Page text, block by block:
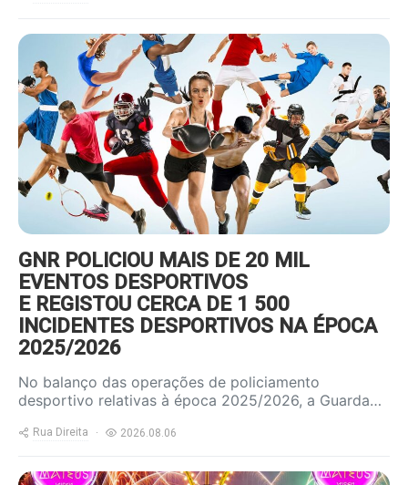
https://www.ruadireita.pt/wp-
content/uploads/2022/01/desporto-
800x600.jpg
GNR POLICIOU MAIS DE 20 MIL
EVENTOS DESPORTIVOS
E REGISTOU CERCA DE 1 500
INCIDENTES DESPORTIVOS NA ÉPOCA
2025/2026
No balanço das operações de policiamento
desportivo relativas à época 2025/2026, a Guarda…
Rua Direita 2026.08.06